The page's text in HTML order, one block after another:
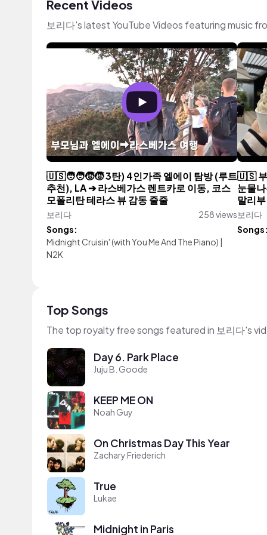
Recent Videos
보리다's latest YouTube Videos featuring music
🇺🇸🧑‍🧑‍🧒‍🧒 3탄) 4인가족 엘에이 탐방 (루트
추천), LA ➔ 라스베가스 렌트카로 이동, 코스
모폴리탄 테라스 뷰 감동 줄줄
보리다
258 views
Songs:
Midnight Cruisin' (with You Me And The Piano) |
N2K
🇺🇸 부
눈물
말리
보리다
Top Songs
The top royalty free songs featured in 보리다's
Day 6. Park Place
Juju B. Goode
KEEP ME ON
Noah Guy
On Christmas Day This Year
Zachary Friederich
True
Lukae
Midnight in Paris